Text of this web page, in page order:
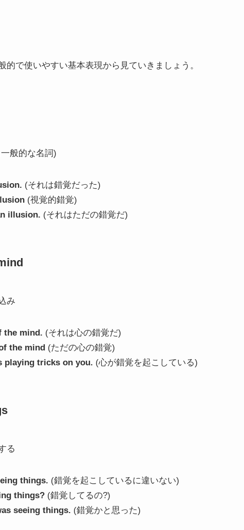
的で使いやすい基本表現から見ていきましょう。
般的な名詞)
(それは錯覚だった)
(視覚的錯覚)
illusion. (それはただの錯覚だ)
み
the mind. (それは心の錯覚だ)
the mind(ただの心の錯覚)
playing tricks on you. (心が錯覚を起こしている)
る
things. (錯覚を起こしているに違いない)
things?(錯覚してるの?)
seeing things. (錯覚かと思った)